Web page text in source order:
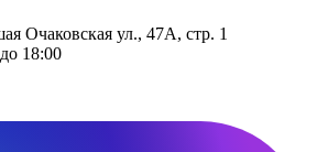
Очаковская ул., 47А, стр. 1
18:00